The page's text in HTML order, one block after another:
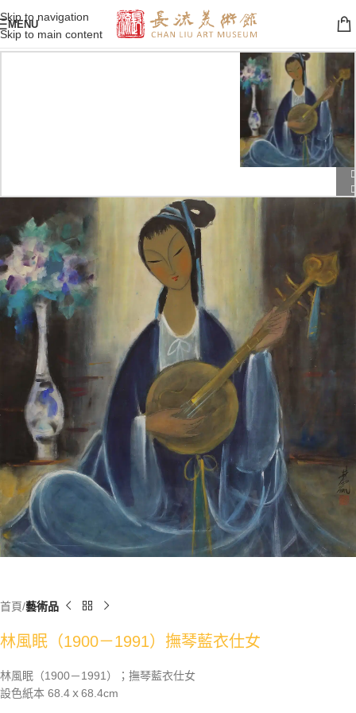
Skip to navigation
Skip to main content
MENU
首頁 藝術品
林風眠（1900－1991）撫琴藍衣仕女
林風眠（1900－1991）；撫琴藍衣仕女
設色紙本 68.4ｘ68.4cm